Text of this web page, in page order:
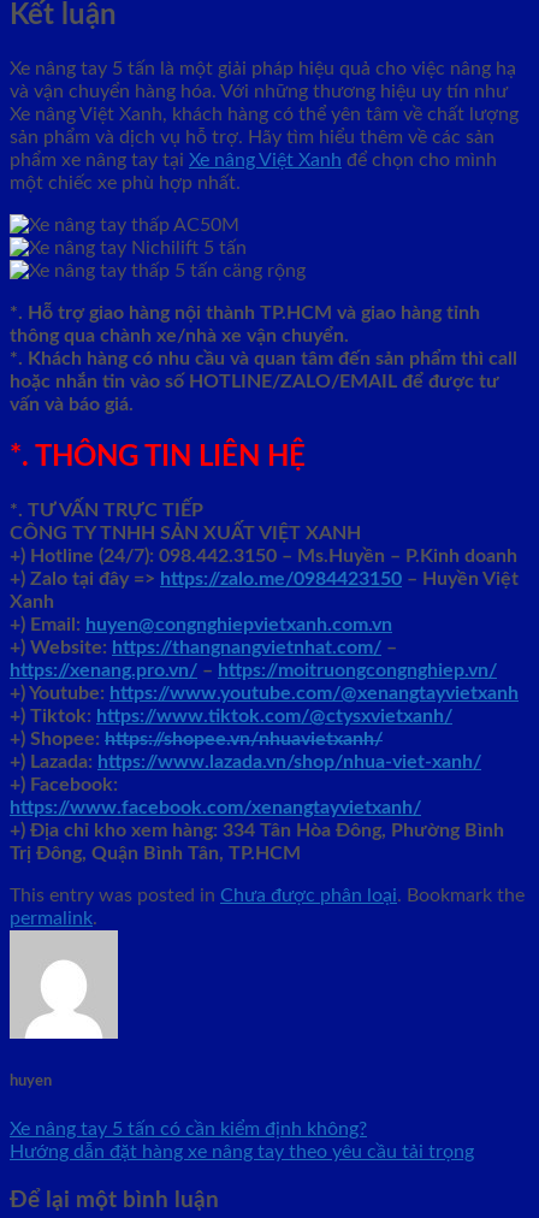
Kết luận
Xe nâng tay 5 tấn là một giải pháp hiệu quả cho việc nâng hạ
và vận chuyển hàng hóa. Với những thương hiệu uy tín như
Xe nâng Việt Xanh, khách hàng có thể yên tâm về chất lượng
sản phẩm và dịch vụ hỗ trợ. Hãy tìm hiểu thêm về các sản
phẩm xe nâng tay tại Xe nâng Việt Xanh để chọn cho mình
một chiếc xe phù hợp nhất.
*. Hỗ trợ giao hàng nội thành TP.HCM và giao hàng tỉnh
thông qua chành xe/nhà xe vận chuyển.
*. Khách hàng có nhu cầu và quan tâm đến sản phẩm thì call
hoặc nhắn tin vào số HOTLINE/ZALO/EMAIL để được tư
vấn và báo giá.
*. THÔNG TIN LIÊN HỆ
*. TƯ VẤN TRỰC TIẾP
CÔNG TY TNHH SẢN XUẤT VIỆT XANH
+) Hotline (24/7): 098.442.3150 – Ms.Huyền – P.Kinh doanh
+) Zalo tại đây => https://zalo.me/0984423150 – Huyền Việt
Xanh
+) Email: huyen@congnghiepvietxanh.com.vn
+) Website: https://thangnangvietnhat.com/ –
https://xenang.pro.vn/ – https://moitruongcongnghiep.vn/
+) Youtube: https://www.youtube.com/@xenangtayvietxanh
+) Tiktok: https://www.tiktok.com/@ctysxvietxanh/
+) Shopee: https://shopee.vn/nhuavietxanh/
+) Lazada: https://www.lazada.vn/shop/nhua-viet-xanh/
+) Facebook:
https://www.facebook.com/xenangtayvietxanh/
+) Địa chỉ kho xem hàng: 334 Tân Hòa Đông, Phường Bình
Trị Đông, Quận Bình Tân, TP.HCM
This entry was posted in Chưa được phân loại. Bookmark the
permalink.
huyen
Xe nâng tay 5 tấn có cần kiểm định không?
Hướng dẫn đặt hàng xe nâng tay theo yêu cầu tải trọng
Để lại một bình luận